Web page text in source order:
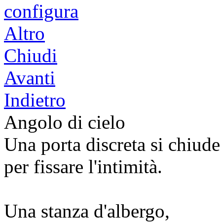
configura
Altro
Chiudi
Avanti
Indietro
Angolo di cielo
Una porta discreta si chiude
per fissare l'intimità.
Una stanza d'albergo,